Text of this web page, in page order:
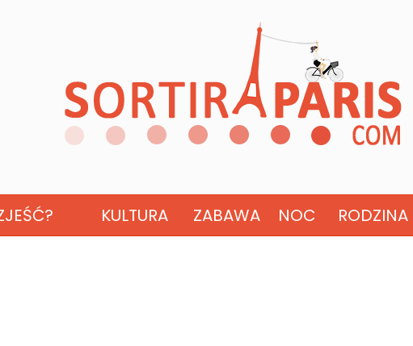
KULTURA ZABAWA NOC RODZINA